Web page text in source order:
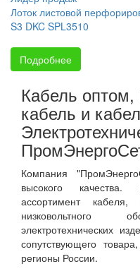
Лоток листовой
S3 DKC SPL3510
Подробнее
Кабель оптом,
кабель и
Компания
высокого
ассортимент кабеля,
низковольтного
электротехнических
сопутствующего
регионы России.